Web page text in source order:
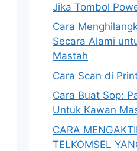
Jika Tombol
Cara
Secara Alami
Mastah
Cara Scan di
Cara Buat Sop:
Untuk Kawan
CARA
TELKOMSEL